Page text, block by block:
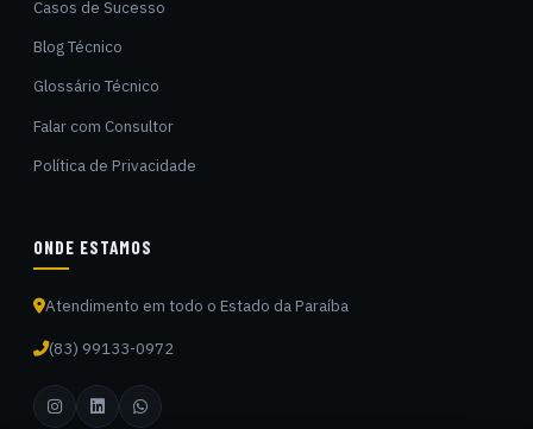
Casos de Sucesso
Blog Técnico
Glossário Técnico
Falar com Consultor
Política de Privacidade
ONDE ESTAMOS
Atendimento em todo o Estado da Paraíba
(83) 99133-0972